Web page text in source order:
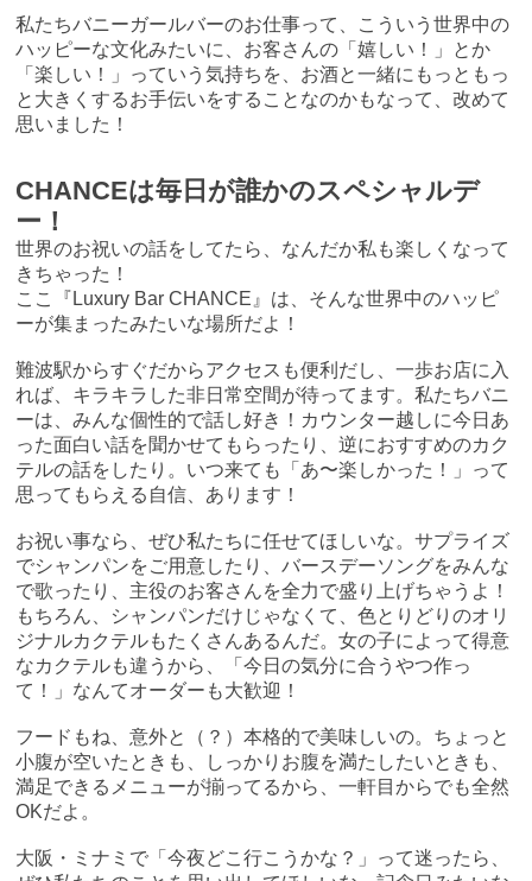
私たちバニーガールバーのお仕事って、こういう世界中の
ハッピーな文化みたいに、お客さんの「嬉しい！」とか
「楽しい！」っていう気持ちを、お酒と一緒にもっともっ
と大きくするお手伝いをすることなのかもなって、改めて
思いました！
CHANCEは毎日が誰かのスペシャルデ
ー！
世界のお祝いの話をしてたら、なんだか私も楽しくなって
きちゃった！
ここ『Luxury Bar CHANCE』は、そんな世界中のハッピ
ーが集まったみたいな場所だよ！
難波駅からすぐだからアクセスも便利だし、一歩お店に入
れば、キラキラした非日常空間が待ってます。私たちバニ
ーは、みんな個性的で話し好き！カウンター越しに今日あ
った面白い話を聞かせてもらったり、逆におすすめのカク
テルの話をしたり。いつ来ても「あ〜楽しかった！」って
思ってもらえる自信、あります！
お祝い事なら、ぜひ私たちに任せてほしいな。サプライズ
でシャンパンをご用意したり、バースデーソングをみんな
で歌ったり、主役のお客さんを全力で盛り上げちゃうよ！
もちろん、シャンパンだけじゃなくて、色とりどりのオリ
ジナルカクテルもたくさんあるんだ。女の子によって得意
なカクテルも違うから、「今日の気分に合うやつ作っ
て！」なんてオーダーも大歓迎！
フードもね、意外と（？）本格的で美味しいの。ちょっと
小腹が空いたときも、しっかりお腹を満たしたいときも、
満足できるメニューが揃ってるから、一軒目からでも全然
OKだよ。
大阪・ミナミで「今夜どこ行こうかな？」って迷ったら、